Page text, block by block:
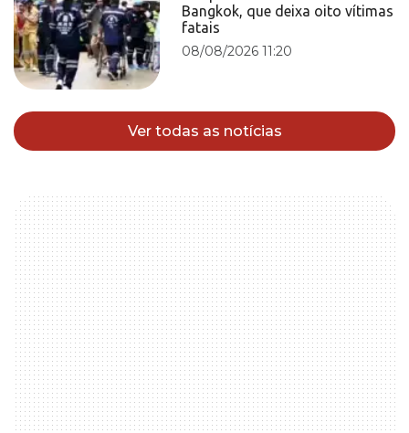
Bangkok, que deixa oito vítimas
fatais
08/08/2026 11:20
Ver todas as notícias